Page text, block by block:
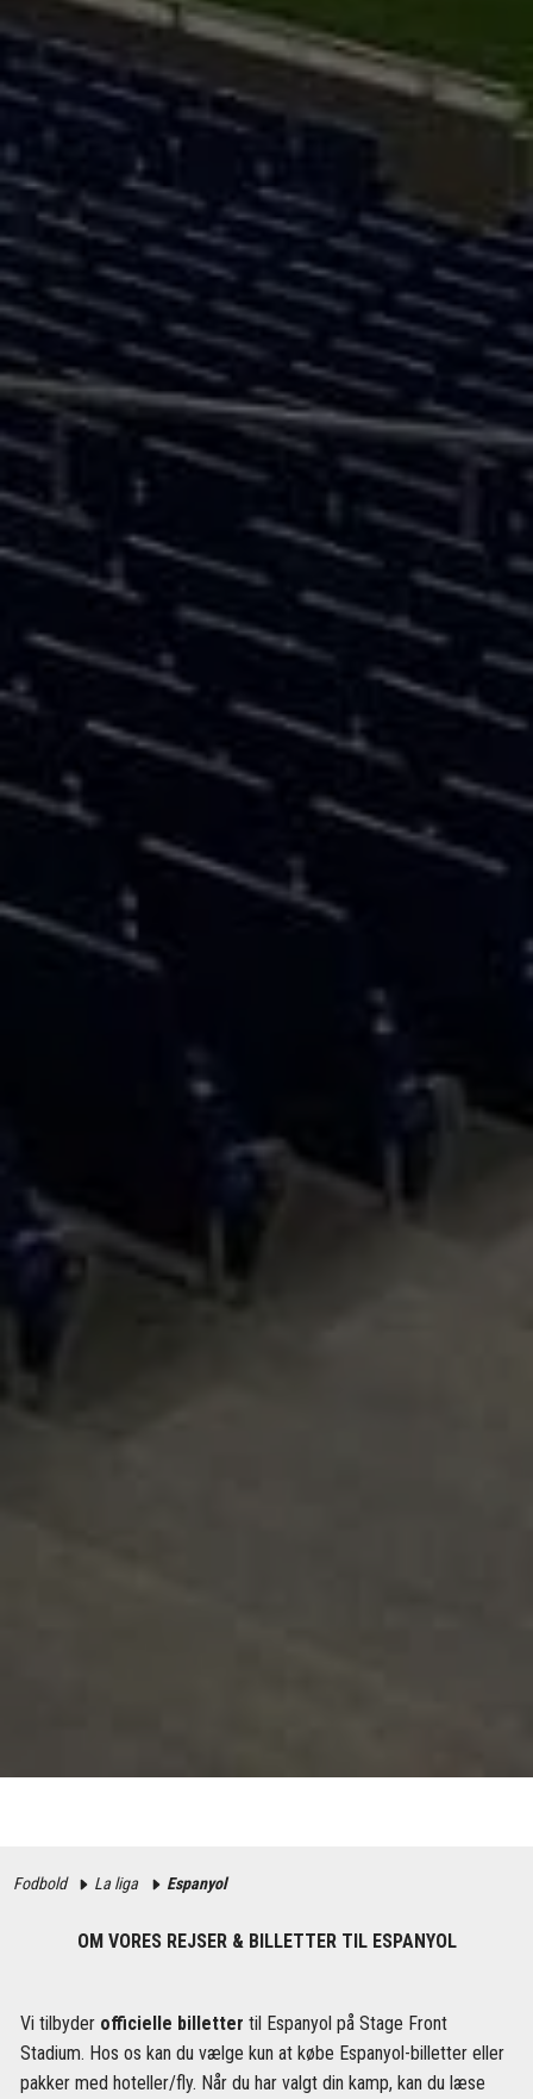
Fodbold La liga Espanyol
OM VORES REJSER & BILLETTER TIL ESPANYOL
Vi tilbyder officielle billetter til Espanyol på Stage Front
Stadium. Hos os kan du vælge kun at købe Espanyol-billetter eller
pakker med hoteller/fly. Når du har valgt din kamp, ​​kan du læse